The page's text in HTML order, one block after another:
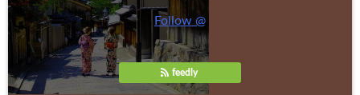
Follow @
feedly